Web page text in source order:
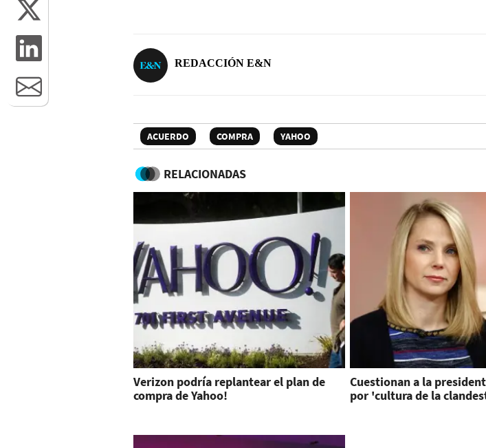
REDACCIÓN E&N
ACUERDO COMPRA YAHOO
RELACIONADAS
Verizon podría replantear el plan de
compra de Yahoo!
Cuestionan a la
por 'cultura de la